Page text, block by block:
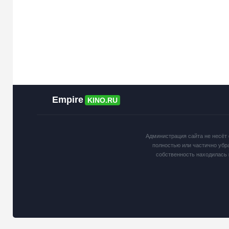
Empire KINO.RU
Администрация сайта не
полностью или частично
собственность